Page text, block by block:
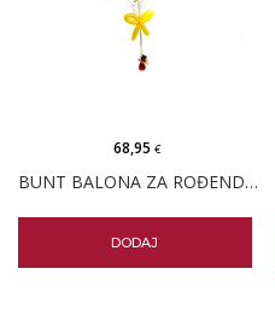
BUNT BALONA ZA ROĐENDAN S - 12 BALONA
68,95 €
DODAJ